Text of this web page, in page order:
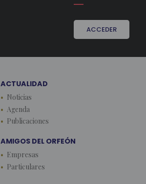
ACCEDER
ACTUALIDAD
Noticias
Agenda
Publicaciones
AMIGOS DEL ORFEÓN
Empresas
Particulares